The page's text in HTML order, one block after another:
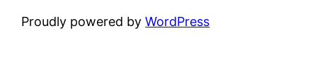
Proudly powered byWordPress